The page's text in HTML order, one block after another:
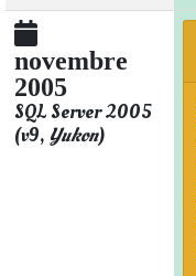
novembre
2005
SQL Server 2005
(v9, Yukon)